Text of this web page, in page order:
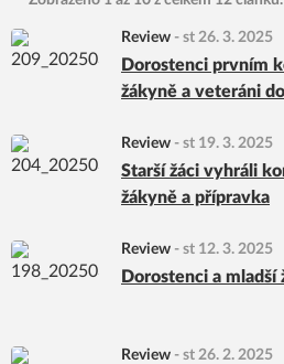
Review - st 26. 3. 2025
Dorostenci prvním
žákyně a veteráni
Review - st 19. 3. 2025
Starší žáci vyhráli
žákyně a přípravka
Review - st 12. 3. 2025
Dorostenci a mladší
Review - st 26. 2. 2025